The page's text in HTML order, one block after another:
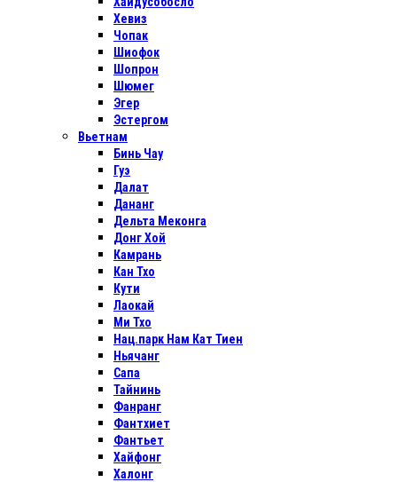
Хевиз
Чопак
Шиофок
Шопрон
Шюмег
Эгер
Эстергом
Вьетнам
Бинь Чау
Гуэ
Далат
Дананг
Дельта Меконга
Донг Хой
Камрань
Кан Тхо
Кути
Лаокай
Ми Тхо
Нац.парк Нам Кат Тиен
Ньячанг
Сапа
Тайнинь
Фанранг
Фантхиет
Фантьет
Хайфонг
Халонг